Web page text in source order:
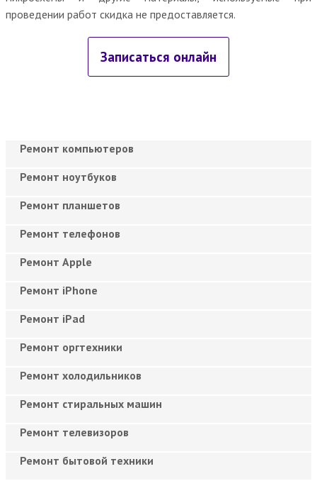
проведении работ скидка не предоставляется.
Записаться онлайн
Ремонт компьютеров
Ремонт ноутбуков
Ремонт планшетов
Ремонт телефонов
Ремонт Apple
Ремонт iPhone
Ремонт iPad
Ремонт оргтехники
Ремонт холодильников
Ремонт стиральных машин
Ремонт телевизоров
Ремонт бытовой техники